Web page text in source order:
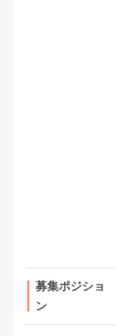
募集ポジショ
ン